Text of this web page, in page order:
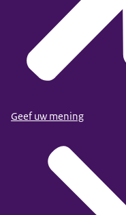
Geef uw mening